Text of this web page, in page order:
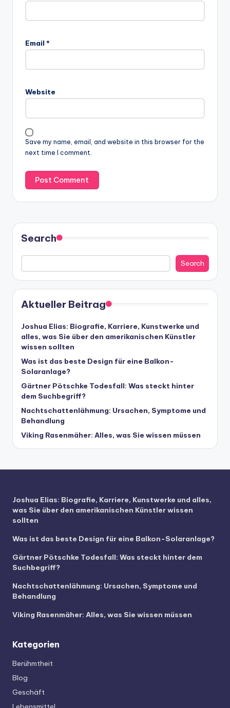
Email *
Website
Save my name, email, and website in this browser for the
next time I comment.
Search
Search
Aktueller Beitrag
Joshua Elias: Biografie, Karriere, Kunstwerke und
alles, was Sie über den amerikanischen Künstler
wissen sollten
Was ist das beste Design für eine Balkon-
Solaranlage?
Gärtner Pötschke Todesfall: Was steckt hinter
dem Suchbegriff?
Nachtschattenlähmung: Ursachen, Symptome und
Behandlung
Viking Rasenmäher: Alles, was Sie wissen müssen
Joshua Elias: Biografie, Karriere, Kunstwerke und alles,
was Sie über den amerikanischen Künstler wissen
sollten
Was ist das beste Design für eine Balkon-Solaranlage?
Gärtner Pötschke Todesfall: Was steckt hinter dem
Suchbegriff?
Nachtschattenlähmung: Ursachen, Symptome und
Behandlung
Viking Rasenmäher: Alles, was Sie wissen müssen
Kategorien
Berühmtheit
Blog
Geschäft